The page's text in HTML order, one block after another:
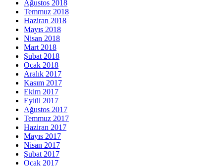
Ağustos 2018
Temmuz 2018
Haziran 2018
Mayıs 2018
Nisan 2018
Mart 2018
Şubat 2018
Ocak 2018
Aralık 2017
Kasım 2017
Ekim 2017
Eylül 2017
Ağustos 2017
Temmuz 2017
Haziran 2017
Mayıs 2017
Nisan 2017
Şubat 2017
Ocak 2017